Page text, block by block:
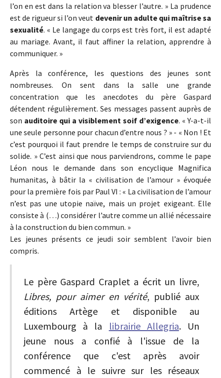
l’on en est dans la relation va blesser l’autre. » La prudence
est de rigueur si l’on veut devenir un adulte qui maîtrise sa
sexualité. « Le langage du corps est très fort, il est adapté
au mariage. Avant, il faut affiner la relation, apprendre à
communiquer. »
Après la conférence, les questions des jeunes sont
nombreuses. On sent dans la salle une grande
concentration que les anecdotes du père Gaspard
détendent régulièrement. Ses messages passent auprès de
son auditoire qui a visiblement soif d’exigence. « Y-a-t-il
une seule personne pour chacun d’entre nous ? » - « Non ! Et
c’est pourquoi il faut prendre le temps de construire sur du
solide. » C’est ainsi que nous parviendrons, comme le pape
Léon nous le demande dans son encyclique Magnifica
humanitas, à bâtir la « civilisation de l’amour » évoquée
pour la première fois par Paul VI : « La civilisation de l’amour
n’est pas une utopie naïve, mais un projet exigeant. Elle
consiste à (…) considérer l’autre comme un allié nécessaire
à la construction du bien commun. »
Les jeunes présents ce jeudi soir semblent l’avoir bien
compris.
Le père Gaspard Craplet a écrit un livre,
Libres, pour aimer en vérité, publié aux
éditions Artège et disponible au
Luxembourg à la librairie Allegria. Un
jeune nous a confié à l'issue de la
conférence que c'est après avoir
commencé à le suivre sur les réseaux